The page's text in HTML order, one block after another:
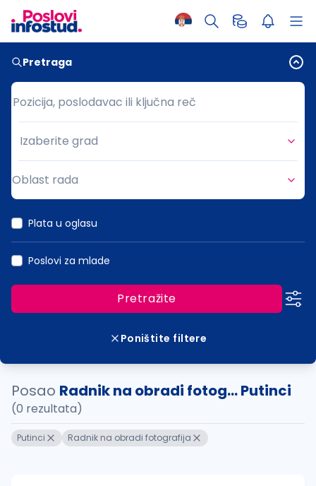
Pretraga
Pozicija, poslodavac ili ključna reč
Pozicija, poslodavac ili ključna reč
Grad
Izaberite grad
Oblast rada
Plata u oglasu
Poslovi za mlade
Pretražite
Poništite filtere
Posao Radnik na obradi fotog... Putinci
(0 rezultata)
Putinci Radnik na obradi fotografija